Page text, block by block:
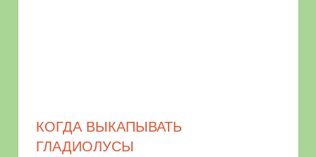
КОГДА ВЫКАПЫВАТЬ
ГЛАДИОЛУСЫ